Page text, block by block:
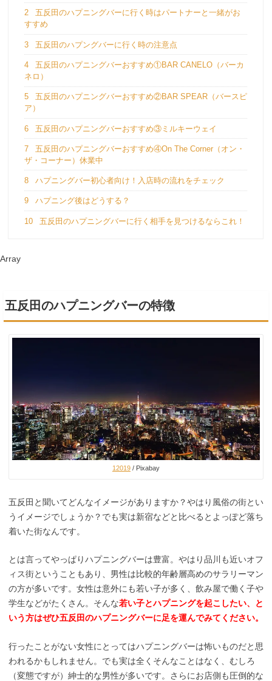
2
五反田のハプニングバーに行く時はパートナーと一緒がお
すすめ
3 五反田のハプングバーに行く時の注意点
4
五反田のハプニングバーおすすめ①BAR CANELO（バーカ
ネロ）
5
五反田のハプニングバーおすすめ②BAR SPEAR（バースピ
ア）
6 五反田のハプニングバーおすすめ③ミルキーウェイ
7
五反田のハプニングバーおすすめ④On The Corner（オン・
ザ・コーナー）休業中
8 ハプニングバー初心者向け！入店時の流れをチェック
9 ハプニング後はどうする？
10 五反田のハプニングバーに行く相手を見つけるならこれ！
Array
五反田のハプニングバーの特徴
12019 / Pixabay
五反田と聞いてどんなイメージがありますか？やはり風俗の街とい
うイメージでしょうか？でも実は新宿などと比べるとよっぽど落ち
着いた街なんです。
とは言ってやっぱりハプニングバーは豊富。やはり品川も近いオフ
ィス街ということもあり、男性は比較的年齢層高めのサラリーマン
の方が多いです。女性は意外にも若い子が多く、飲み屋で働く子や
学生などがたくさん。そんな若い子とハプニングを起こしたい、と
いう方はぜひ五反田のハプニングバーに足を運んでみてください。
行ったことがない女性にとってはハプニングバーは怖いものだと思
われるかもしれません。でも実は全くそんなことはなく、むしろ
（変態ですが）紳士的な男性が多いです。さらにお店側も圧倒的な